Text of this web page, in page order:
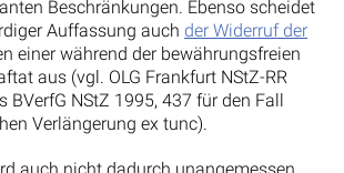
Beschränkungen. Ebenso scheidet
Auffassung auch der Widerruf der
einer während der bewährungsfreien
aus (vgl. OLG Frankfurt NStZ-RR
BVerfG NStZ 1995, 437 für den Fall
Verlängerung ex tunc).